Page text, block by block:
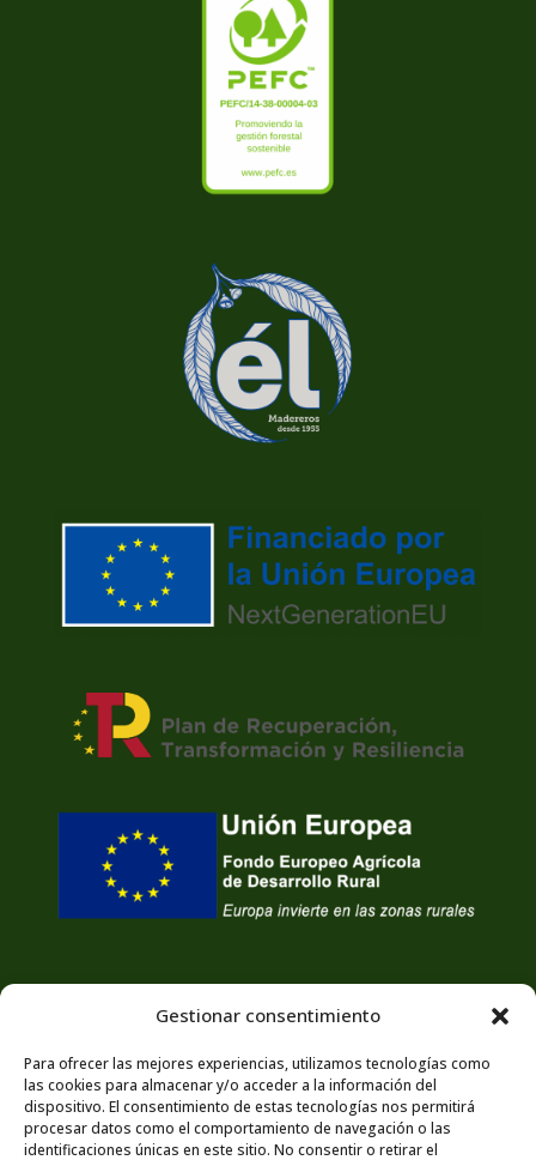
Gestionar consentimiento
Para ofrecer las mejores experiencias, utilizamos tecnologías como
las cookies para almacenar y/o acceder a la información del
dispositivo. El consentimiento de estas tecnologías nos permitirá
procesar datos como el comportamiento de navegación o las
identificaciones únicas en este sitio. No consentir o retirar el